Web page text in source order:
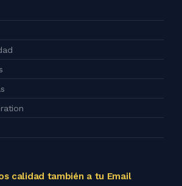
calidad también a tu Email